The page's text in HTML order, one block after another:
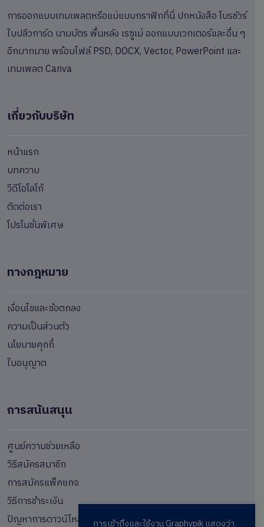
การออกแบบเทมเพลตหรือแม่แบบกราฟิกที่นี่ ปกหนังสือ โบรชัวร์
ใบปลิวการ์ด นามบัตร พื้นหลัง เรซูเม่ ออกแบบเวกเตอร์และอื่น ๆ
อีกมากมาย พร้อมไฟล์ PSD, DOCX, Vector, PowerPoint และ
เทมเพลต Canva
เกี่ยวกับบริษัท
หน้าแรก
บทความ
วีดีโอโลโก้
ติดต่อเรา
โปรโมชั่นพิเศษ
ทางกฎหมาย
เงื่อนไขและข้อตกลง
ความเป็นส่วนตัว
นโยบายคุกกี้
ใบอนุญาต
การสนันสนุน
ศูนย์ความช่วยเหลือ
วิธีสมัครสมาชิก
การสมัครแพ็คแกจ
วิธีการชำระเงิน
ปัญหาการดาวน์โหลด
การเข้าถึงและใช้งาน Graphypik แสดงว่า